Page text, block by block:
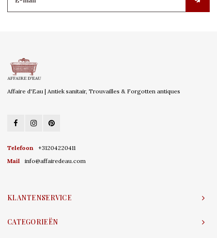
Affaire d'Eau | Antiek sanitair, Trouvailles & Forgotten antiques
Telefoon
+31204220411
Mail
info@affairedeau.com
KLANTENSERVICE
CATEGORIEËN